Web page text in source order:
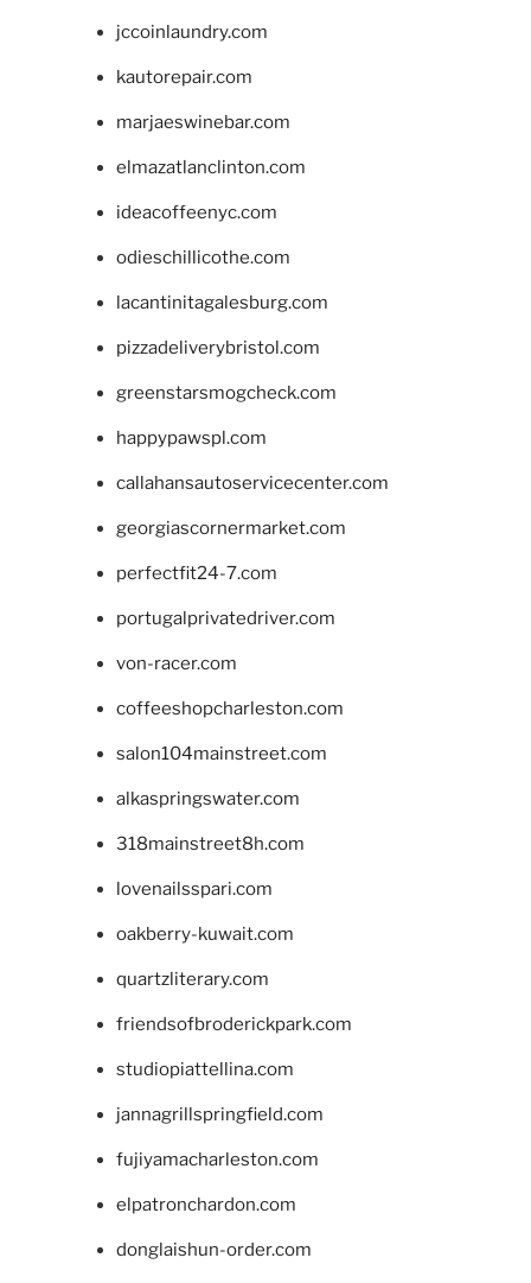
jccoinlaundry.com
kautorepair.com
marjaeswinebar.com
elmazatlanclinton.com
ideacoffeenyc.com
odieschillicothe.com
lacantinitagalesburg.com
pizzadeliverybristol.com
greenstarsmogcheck.com
happypawspl.com
callahansautoservicecenter.com
georgiascornermarket.com
perfectfit24-7.com
portugalprivatedriver.com
von-racer.com
coffeeshopcharleston.com
salon104mainstreet.com
alkaspringswater.com
318mainstreet8h.com
lovenailsspari.com
oakberry-kuwait.com
quartzliterary.com
friendsofbroderickpark.com
studiopiattellina.com
jannagrillspringfield.com
fujiyamacharleston.com
elpatronchardon.com
donglaishun-order.com